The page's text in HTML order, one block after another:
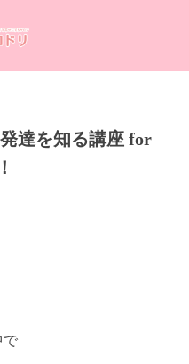
達を知る講座 for
で